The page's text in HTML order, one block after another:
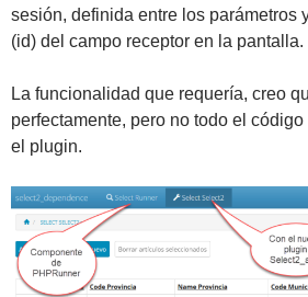
sesión, definida entre los parámetros
(id) del campo receptor en la pantalla.
La funcionalidad que requería, creo
perfectamente, pero no todo el
el plugin.